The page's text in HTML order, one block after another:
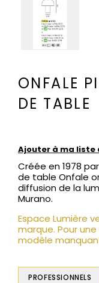
ONFALE
DE TABLE
Ajouter à ma liste
Créée en 1978
de table Onfale
diffusion de la
Murano.
Espace Lumière
marque. Pour
modèle
PROFESSIONNELS